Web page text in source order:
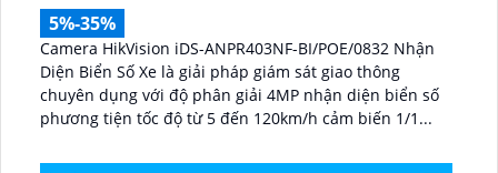
5%-35%
Camera HikVision iDS-ANPR403NF-BI/POE/0832 Nhận
Diện Biển Số Xe là giải pháp giám sát giao thông
chuyên dụng với độ phân giải 4MP nhận diện biển số
phương tiện tốc độ từ 5 đến 120km/h cảm biến 1/1...